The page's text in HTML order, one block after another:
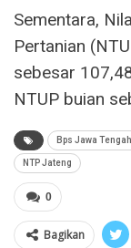
Sementara,
Pertanian
sebesar
NTUP buian
Bps Jawa Tengah
NTP Jateng
0
Bagikan